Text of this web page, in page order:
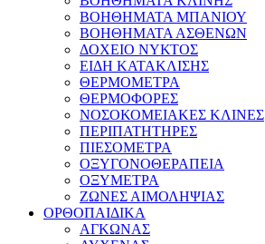
ΒΟΗΘΗΜΑΤΑ ΜΠΑΝΙΟΥ
ΒΟΗΘΗΜΑΤΑ ΑΣΘΕΝΩΝ
ΔΟΧΕΙΟ ΝΥΚΤΟΣ
ΕΙΔΗ ΚΑΤΑΚΛΙΣΗΣ
ΘΕΡΜΟΜΕΤΡΑ
ΘΕΡΜΟΦΟΡΕΣ
ΝΟΣΟΚΟΜΕΙΑΚΕΣ ΚΛΙΝΕΣ
ΠΕΡΙΠΑΤΗΤΗΡΕΣ
ΠΙΕΣΟΜΕΤΡΑ
ΟΞΥΓΟΝΟΘΕΡΑΠΕΙΑ
ΟΞΥΜΕΤΡΑ
ΖΩΝΕΣ ΑΙΜΟΛΗΨΙΑΣ
ΟΡΘΟΠΑΙΔΙΚΑ
ΑΓΚΩΝΑΣ